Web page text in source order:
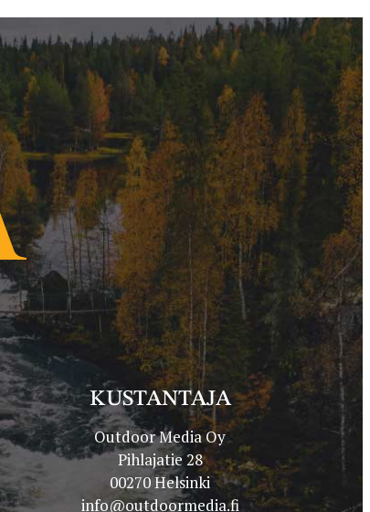
KUSTANTAJA
Outdoor Media Oy
Pihlajatie 28
00270 Helsinki
info@outdoormedia.fi